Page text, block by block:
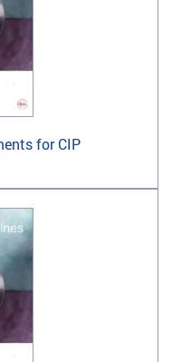
for CIP